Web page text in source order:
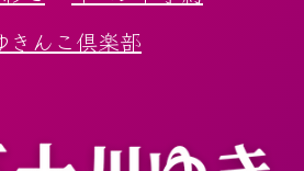
きんこ倶楽部